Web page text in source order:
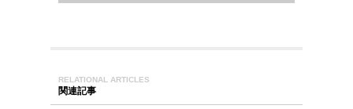
RELATIONAL ARTICLES
関連記事